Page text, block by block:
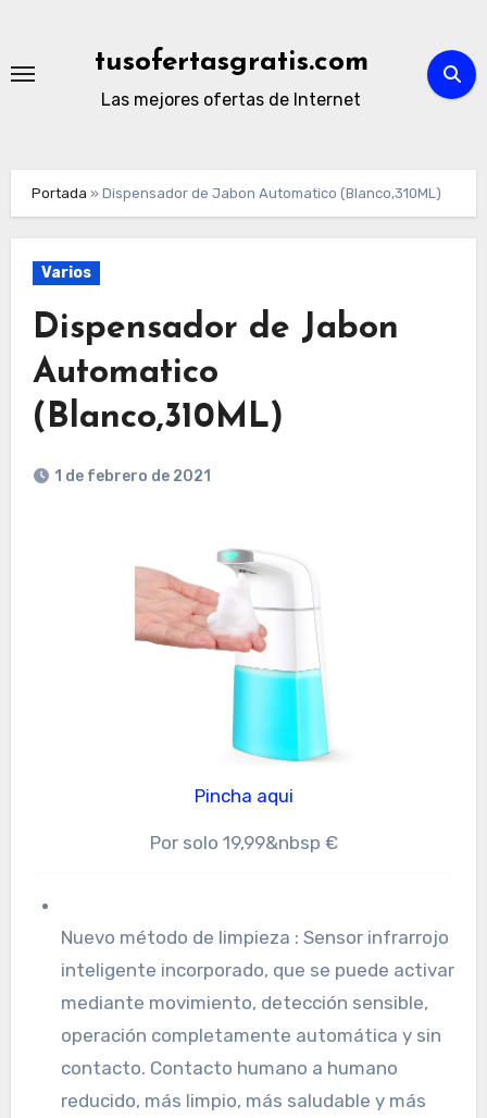
contenido
tusofertasgratis.com
Las mejores ofertas de Internet
Portada »Dispensador de Jabon Automatico (Blanco,310ML)
Varios
Dispensador de Jabon
Automatico
(Blanco,310ML)
1 de febrero de 2021
Pincha aqui
Por solo 19,99&nbsp €
Nuevo método de limpieza : Sensor infrarrojo
inteligente incorporado, que se puede activar
mediante movimiento, detección sensible,
operación completamente automática y sin
contacto. Contacto humano a humano
reducido, más limpio, más saludable y más